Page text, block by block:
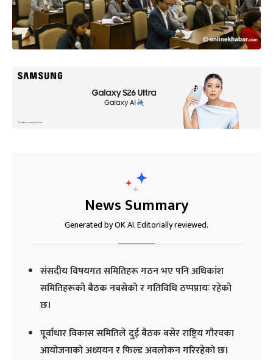
News Summary
Generated by OK AI. Editorially reviewed.
संसदीय विषयगत समितिहरू गठन भए पनि अधिकांश
समितिहरूको बैठक नबसेको र गतिविधि ठप्पप्रायः रहेको
छ।
पूर्वाधार विकास समितिले दुई बैठक बसेर राष्ट्रिय गौरवका
आयोजनाको अध्ययन र फिल्ड अवलोकन गरिरहेको छ।